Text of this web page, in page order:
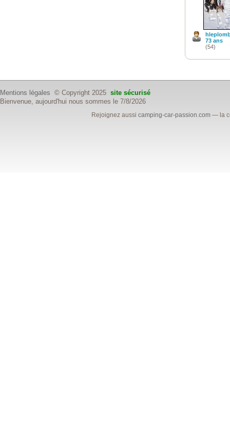
73 ans
(54)
Mentions légales © Copyright 2025 site sécurisé
Bienvenue, aujourd'hui nous sommes le 7/8/2026
Rejoignez aussicamping-car-passion.com — la